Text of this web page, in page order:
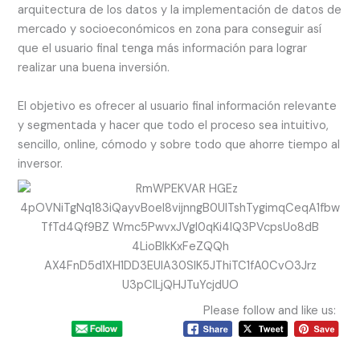
arquitectura de los datos y la implementación de datos de
mercado y socioeconómicos en zona para conseguir así
que el usuario final tenga más información para lograr
realizar una buena inversión.
El objetivo es ofrecer al usuario final información relevante
y segmentada y hacer que todo el proceso sea intuitivo,
sencillo, online, cómodo y sobre todo que ahorre tiempo al
inversor.
Please follow and like us: